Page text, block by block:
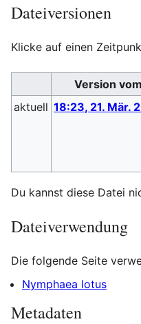
Dateiversionen
Klicke auf einen
Version vom
aktuell 18:23, 21. Mär.
Du kannst diese Datei
Dateiverwendung
Die folgende Seite
Nymphaea lotus
Metadaten